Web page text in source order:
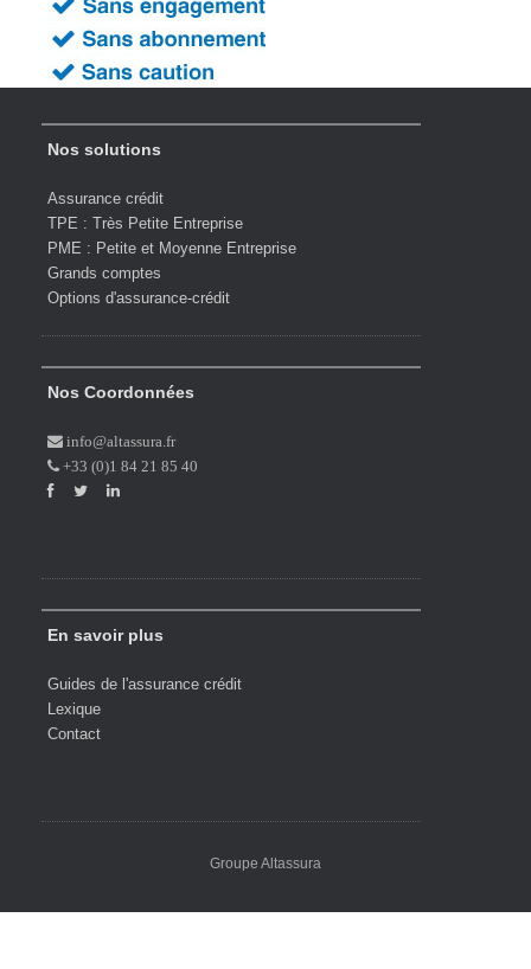
Nos solutions
Assurance crédit
TPE : Très Petite Entreprise
PME : Petite et Moyenne Entreprise
Grands comptes
Options d'assurance-crédit
Nos Coordonnées
info@altassura.fr
+33 (0)1 84 21 85 40
En savoir plus
Guides de l'assurance crédit
Lexique
Contact
Groupe Altassura